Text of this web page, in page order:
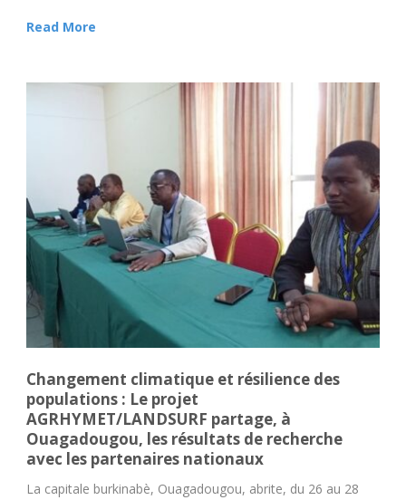
Read More
Changement climatique et résilience des
populations : Le projet
AGRHYMET/LANDSURF partage, à
Ouagadougou, les résultats de recherche
avec les partenaires nationaux
La capitale burkinabè, Ouagadougou, abrite, du 26 au 28